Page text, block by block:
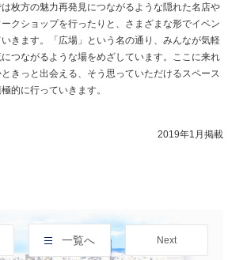
枚方の魅力再発見につながるような隠れた名店や
クショップを行ったりと、さまざまな形でイベン
いきます。「広場」という名の通り、みんなが気軽
つながるような場をめざしています。ここに来れ
きっと出会える、そう思っていただけるスペース
的に行っていきます。
2019年1月掲載
一覧へ Next